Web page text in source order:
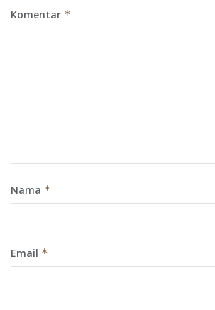
Komentar *
Nama *
Email *